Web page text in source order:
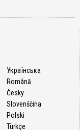
Українська
Română
Česky
Slovenščina
Polski
Türkçe